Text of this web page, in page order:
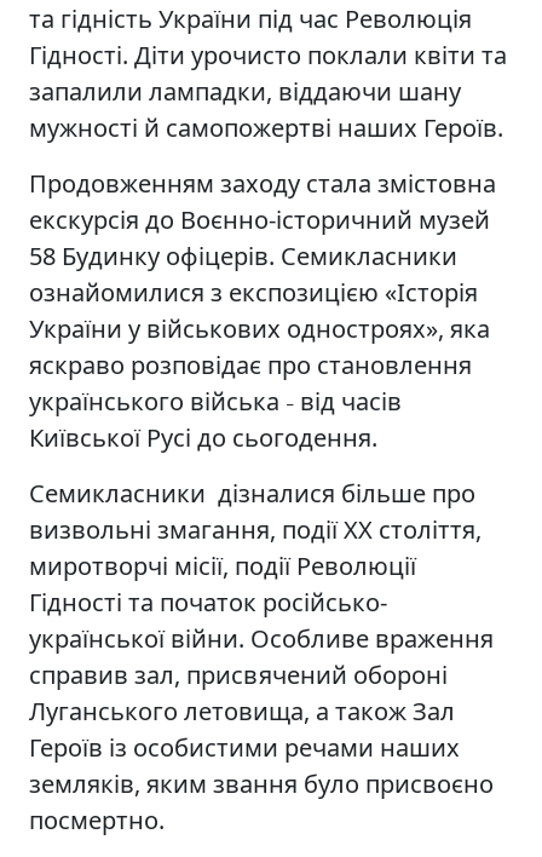
та гідність України під час Революція
Гідності. Діти урочисто поклали квіти та
запалили лампадки, віддаючи шану
мужності й самопожертві наших Героїв.
Продовженням заходу стала змістовна
екскурсія до Воєнно-історичний музей
58 Будинку офіцерів. Семикласники
ознайомилися з експозицією «Історія
України у військових одностроях», яка
яскраво розповідає про становлення
українського війська – від часів
Київської Русі до сьогодення.
Семикласники дізналися більше про
визвольні змагання, події ХХ століття,
миротворчі місії, події Революції
Гідності та початок російсько-
української війни. Особливе враження
справив зал, присвячений обороні
Луганського летовища, а також Зал
Героїв із особистими речами наших
земляків, яким звання було присвоєно
посмертно.